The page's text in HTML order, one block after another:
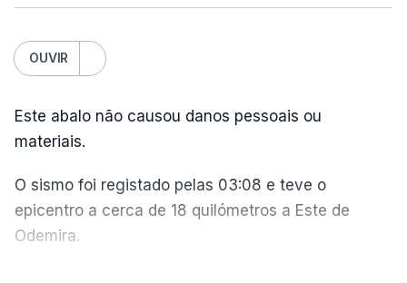
Em julho, a temperatura da superfície do mar
estabelecido em julho de 2023, com 20,89°C.
Este recorde é enquadrado pelos cientistas do
Copernicus numa tendência mais ampla de
aquecimento climático
OUVIR
Este abalo não causou danos pessoais ou
materiais.
O sismo foi registado pelas 03:08 e teve o
epicentro a cerca de 18 quilómetros a Este de
Odemira.